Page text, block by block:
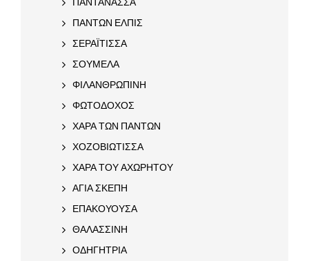
ΠΑΝΤΩΝ ΕΛΠΙΣ
ΣΕΡΑΪΤΙΣΣΑ
ΣΟΥΜΕΛΑ
ΦΙΛΑΝΘΡΩΠΙΝΗ
ΦΩΤΟΔΟΧΟΣ
ΧΑΡΑ ΤΩΝ ΠΑΝΤΩΝ
ΧΟΖΟΒΙΩΤΙΣΣΑ
ΧΑΡΑ ΤΟΥ ΑΧΩΡΗΤΟΥ
ΑΓΙΑ ΣΚΕΠΗ
ΕΠΑΚΟΥΟΥΣΑ
ΘΑΛΑΣΣΙΝΗ
ΟΔΗΓΗΤΡΙΑ